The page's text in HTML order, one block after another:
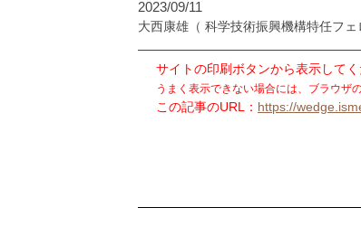
2023/09/11
大西康雄 （ 科学技術振興機構特任フ
サイトの印刷ボタンから表示してく
うまく表示できない場合には、ブラウザ
この記事のURL： https://